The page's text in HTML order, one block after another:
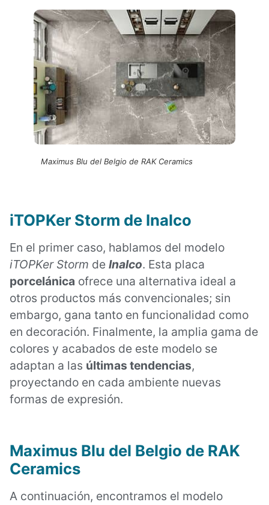
Maximus Blu del Belgio de RAK Ceramics
iTOPKer Storm de Inalco
En el primer caso, hablamos del modelo
iTOPKer Storm de Inalco. Esta placa
porcelánica ofrece una alternativa ideal a
otros productos más convencionales; sin
embargo, gana tanto en funcionalidad como
en decoración. Finalmente, la amplia gama de
colores y acabados de este modelo se
adaptan a las últimas tendencias,
proyectando en cada ambiente nuevas
formas de expresión.
Maximus Blu del Belgio de RAK
Ceramics
A continuación, encontramos el modelo